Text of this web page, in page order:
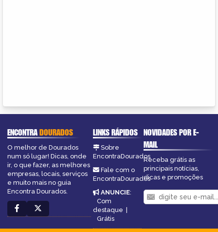
ENCONTRADOURADOS
O melhor de Dourados
num só lugar! Dicas, onde
ir, o que fazer, as melhores
empresas, locais, serviços
e muito mais no guia
Encontra Dourados.
LINKS RÁPIDOS
Sobre
EncontraDourados
Fale com o
EncontraDourados
ANUNCIE:
Com
destaque
Grátis
NOVIDADES POR E-
MAIL
Receba grátis as
principais notícias,
dicas e promoções